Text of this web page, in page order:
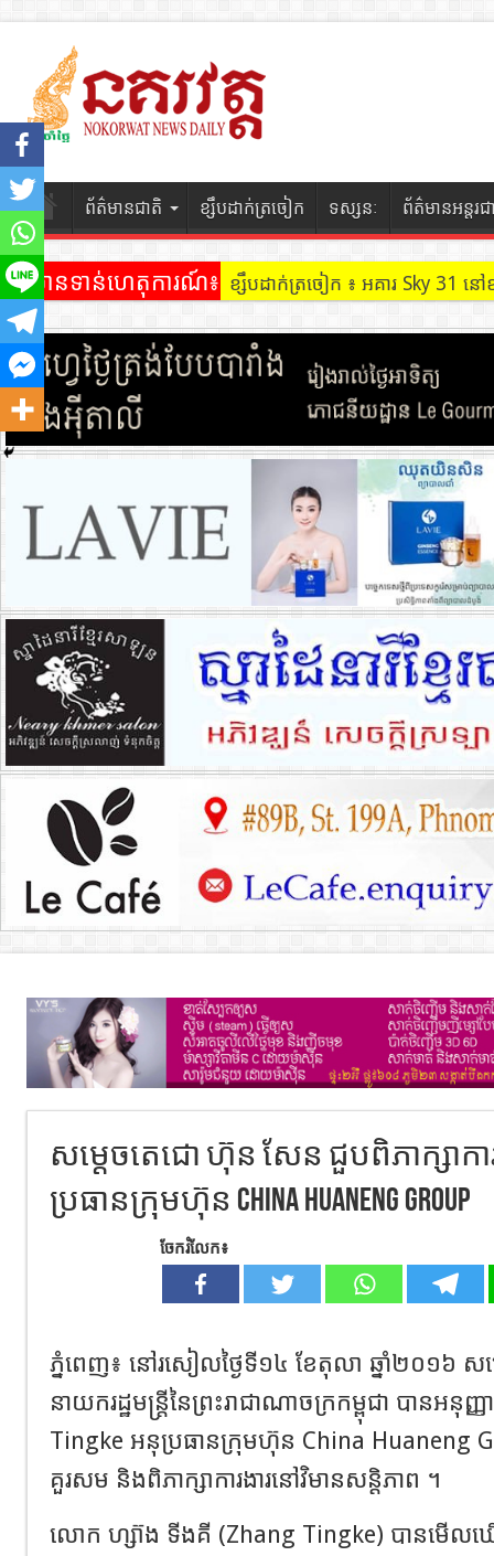
ព័ត៌មានជាតិ ខ្សឹបដាក់ត្រចៀក ទស្សនៈ ព័ត៌មានអន្តរជ
ព័ត៌មានទាន់ហេតុការណ៍៖ ខ្សឹបដាក់ត្រចៀក ៖ អគារ Sky 31
សម្តេចតេជោ ហ៊ុន សែន ជួបពិភាក្សាក
ប្រធានក្រុមហ៊ុន China Huaneng Group
ចែករំលែក៖
ភ្នំពេញ៖ នៅរសៀលថ្ងៃទី១៤ ខែតុលា ឆ្នាំ២០១៦ ស
នាយករដ្ឋមន្ត្រីនៃព្រះរាជាណាចក្រកម្ពុជា បានអនុ
Tingke អនុប្រធានក្រុមហ៊ុន China Huaneng
គួរសម និងពិភាក្សាការងារនៅវិមានសន្តិភាព ។
លោក ហ្ស៊ាង ទីងគី (Zhang Tingke) បានមើលឃ